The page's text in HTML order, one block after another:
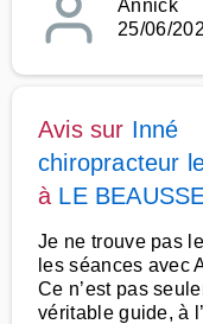
Annick
25/06/
Avis sur Inné
chiropracteur
à LE
Je ne trouve pas
les séances avec
Ce n’est pas
véritable guide, à